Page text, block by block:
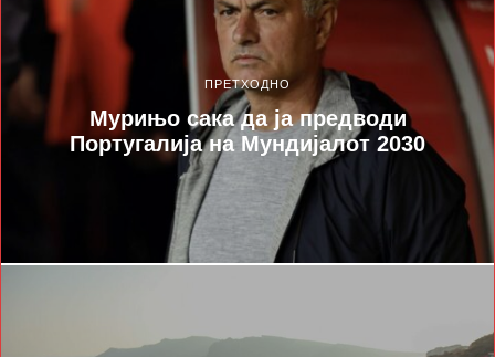
ПРЕТХОДНО
Мурињо сака да ја предводи
Португалија на Мундијалот 2030